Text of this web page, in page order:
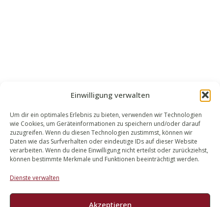
Einwilligung verwalten
Um dir ein optimales Erlebnis zu bieten, verwenden wir Technologien
wie Cookies, um Geräteinformationen zu speichern und/oder darauf
zuzugreifen. Wenn du diesen Technologien zustimmst, können wir
Daten wie das Surfverhalten oder eindeutige IDs auf dieser Website
verarbeiten. Wenn du deine Einwilligung nicht erteilst oder zurückziehst,
können bestimmte Merkmale und Funktionen beeinträchtigt werden.
Dienste verwalten
Akzeptieren
WALEK RECHTSANWÄLT​​E
Bachstraße 13
56727 Mayen
02651 98 900
info@walek-rechtsanwaelte.de